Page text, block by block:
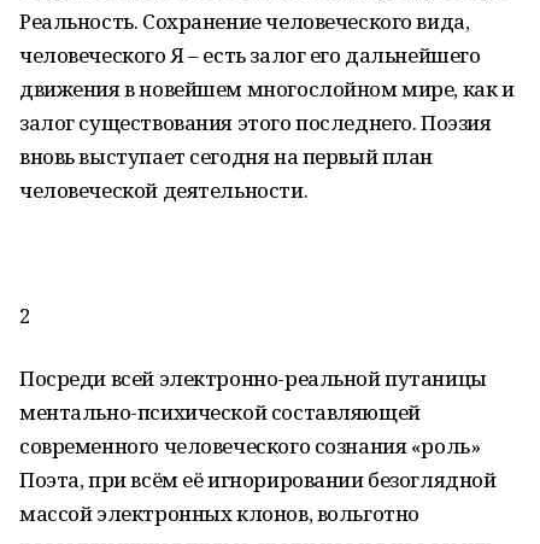
Реальность. Сохранение человеческого вида,
человеческого Я – есть залог его дальнейшего
движения в новейшем многослойном мире, как и
залог существования этого последнего. Поэзия
вновь выступает сегодня на первый план
человеческой деятельности.
2
Посреди всей электронно-реальной путаницы
ментально-психической составляющей
современного человеческого сознания «роль»
Поэта, при всём её игнорировании безоглядной
массой электронных клонов, вольготно